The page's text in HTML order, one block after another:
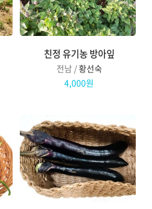
친정 유기농 방아잎
전남 /황선숙
4,000원